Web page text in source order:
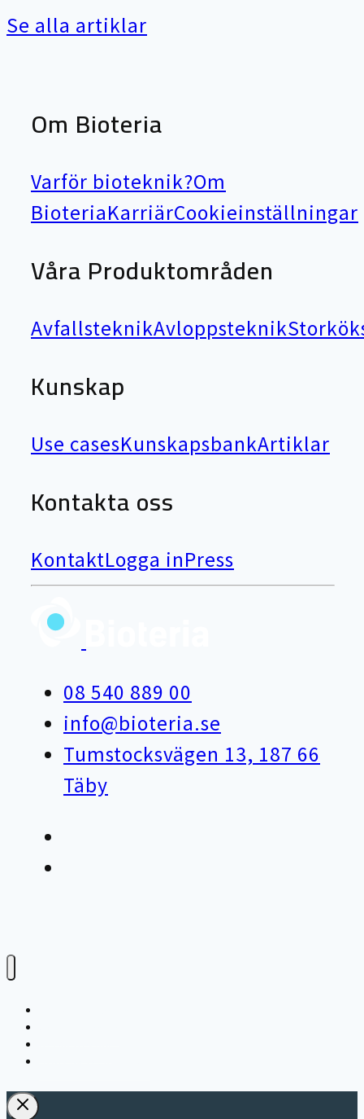
Se alla artiklar
Om Bioteria
Varför bioteknik?Om
BioteriaKarriärCookieinställningar
Våra Produktområden
AvfallsteknikAvloppsteknik
Kunskap
Use casesKunskapsbankArtiklar
Kontakta oss
KontaktLogga inPress
08 540 889 00
info@bioteria.se
Tumstocksvägen 13, 187 66
Täby